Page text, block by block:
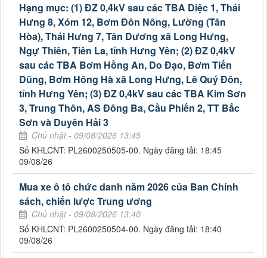
Hạng mục: (1) ĐZ 0,4kV sau các TBA Diệc 1, Thái
Hưng 8, Xóm 12, Bơm Đôn Nông, Lường (Tân
Hòa), Thái Hưng 7, Tân Dương xã Long Hưng,
Ngự Thiên, Tiên La, tỉnh Hưng Yên; (2) ĐZ 0,4kV
sau các TBA Bơm Hồng An, Do Đạo, Bơm Tiến
Dũng, Bơm Hồng Hà xã Long Hưng, Lê Quý Đôn,
tỉnh Hưng Yên; (3) ĐZ 0,4kV sau các TBA Kim Sơn
3, Trung Thôn, AS Đông Ba, Cầu Phiến 2, TT Bắc
Sơn và Duyên Hải 3
Chủ nhật - 09/08/2026 13:45
Số KHLCNT: PL2600250505-00. Ngày đăng tải: 18:45
09/08/26
Mua xe ô tô chức danh năm 2026 của Ban Chính
sách, chiến lược Trung ương
Chủ nhật - 09/08/2026 13:40
Số KHLCNT: PL2600250504-00. Ngày đăng tải: 18:40
09/08/26